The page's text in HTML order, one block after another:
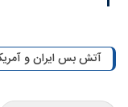
آتش بس ایران و